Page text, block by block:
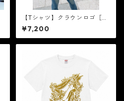
【Tシャツ】クラウンロゴ［ゴ
ールドラメ］
¥7,200